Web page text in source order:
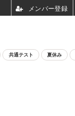
共通テスト 夏休み